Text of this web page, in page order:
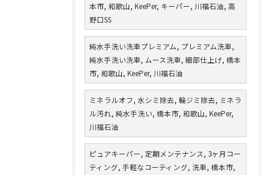
本市, 和歌山, KeePer, キーパー, 川福石油, 高
野口SS
純水手洗い洗車プレミアム, プレミアム洗車,
純水手洗い洗車, ムース洗車, 細部仕上げ, 橋本
市, 和歌山, KeePer, 川福石油
ミネラルオフ, 水シミ除去, 輪ジミ除去, ミネラ
ル汚れ, 純水手洗い, 橋本市, 和歌山, KeePer,
川福石油
ピュアキーパー, 定期メンテナンス, 3ヶ月コー
ティング, 手軽なコーティング, 洗車, 橋本市,